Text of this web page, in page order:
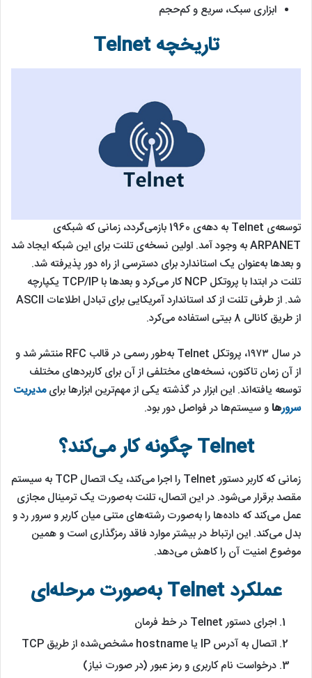
ابزاری سبک، سریع و کم‌حجم
تاریخچه Telnet
توسعه‌ی Telnet به دهه‌ی 1960 بازمی‌گردد، زمانی که شبکه‌ی
ARPANET به وجود آمد. اولین نسخه‌ی تلنت برای این شبکه ایجاد شد
و بعدها به‌عنوان یک استاندارد برای دسترسی از راه دور پذیرفته شد.
تلنت در ابتدا با پروتکل NCP کار می‌کرد و بعدها با TCP/IP یکپارچه
شد. از طرفی تلنت از کد استاندارد آمریکایی برای تبادل اطلاعات ASCII
از طریق کانالی 8 بیتی استفاده می‌کرد.
در سال ۱۹۷۳، پروتکل Telnet به‌طور رسمی در قالب RFC منتشر شد و
از آن زمان تاکنون، نسخه‌های مختلفی از آن برای کاربردهای مختلف
توسعه یافته‌اند. این ابزار در گذشته یکی از مهم‌ترین ابزارها برایمدیریت
سرورها و سیستم‌ها در فواصل دور بود.
Telnet چگونه کار می‌کند؟
زمانی که کاربر دستور Telnet را اجرا می‌کند، یک اتصال TCP به سیستم
مقصد برقرار می‌شود. در این اتصال، تلنت به‌صورت یک ترمینال مجازی
عمل می‌کند که داده‌ها را به‌صورت رشته‌های متنی میان کاربر و سرور رد و
بدل می‌کند. این ارتباط در بیشتر موارد فاقد رمزگذاری است و همین
موضوع امنیت آن را کاهش می‌دهد.
عملکرد Telnet به‌صورت مرحله‌ای
اجرای دستور Telnet در خط فرمان
اتصال به آدرس IP یا hostname مشخص‌شده از طریق TCP
درخواست نام کاربری و رمز عبور (در صورت نیاز)